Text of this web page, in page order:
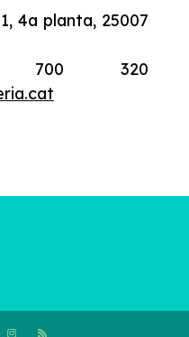
4a planta, 25007
700 320